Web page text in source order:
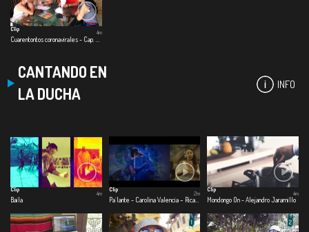
Clip
4m
CANTANDO EN
LA DUCHA
INFO
Clip
Baila
4m
Clip
Pa´lante - Carolina Valencia – Ricardo Ramírez – Beto Briceño
2m
Clip
Mondongo On - Alejandro Jaramillo
4m